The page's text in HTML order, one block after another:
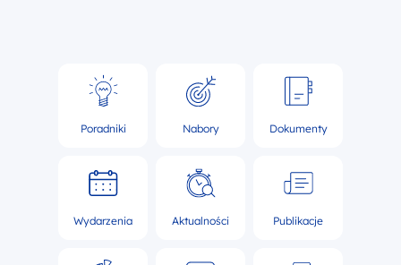
Poradniki Nabory Dokumenty
Wydarzenia Aktualności Publikacje